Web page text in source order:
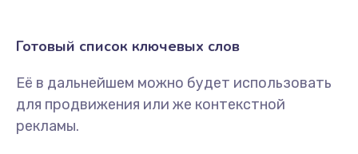
Готовый список ключевых слов
Её в дальнейшем можно будет использовать
для продвижения или же контекстной
рекламы.